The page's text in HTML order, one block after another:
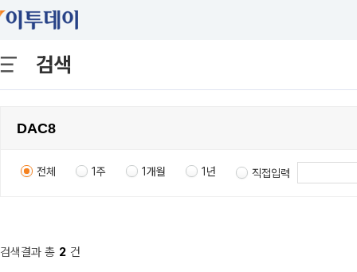
검색
전체 1주 1개월 1년 직접입력
검색결과 총 2 건